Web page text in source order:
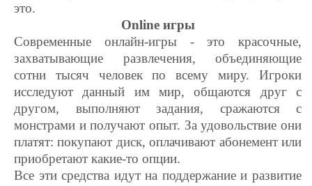
это.
Online игры
Современные онлайн-игры - это красочные,
захватывающие развлечения, объединяющие
сотни тысяч человек по всему миру. Игроки
исследуют данный им мир, общаются друг с
другом, выполняют задания, сражаются с
монстрами и получают опыт. За удовольствие они
платят: покупают диск, оплачивают абонемент или
приобретают какие-то опции.
Все эти средства идут на поддержание и развитие